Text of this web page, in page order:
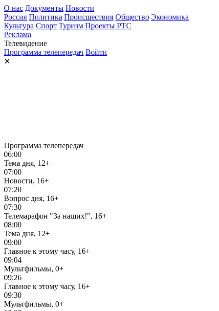
О нас Документы Новости
Россия Политика Происшествия Общество Экономика
Культура Спорт Туризм Проекты РТС
Реклама
Телевидение
Программа телепередач Войти
✕
Программа телепередач
06:00
Тема дня, 12+
07:00
Новости, 16+
07:20
Вопрос дня, 16+
07:30
Телемарафон "За наших!", 16+
08:00
Тема дня, 12+
09:00
Главное к этому часу, 16+
09:04
Мультфильмы, 0+
09:26
Главное к этому часу, 16+
09:30
Мультфильмы, 0+